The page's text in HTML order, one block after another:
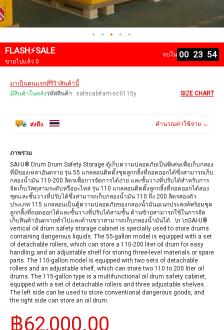
FLASH⚡SALE
ขายไปแล้ว 0
จบใน 00 23 53
images
มาเป็นคนแรกที่รีวิวสินค้านี้
มีสินค้าในคลังรหัสสินค้า safecabifam-sc0115y SIZE CHART
ส่งถึง คำนวณค่าใช้จ่าย
ภาพรวม
SAI-U® Drum Drum Safety Storage ตู้เก็บความปลอดภัยเป็นพิเศษเพื่อเก็บกลอง
ที่มีของเหลวอันตราย รุ่น 55 แกลลอนติดตั้งชุดลูกกลิ้งที่ถอดออกได้ซึ่งสามารถเก็บ
กลองน้ำมัน 110-200 ลิตรเพื่อการจัดการได้ง่าย และชั้นวางที่ปรับได้สำหรับการ
จัดเก็บวัสดุสามระดับหรืออะไหล่ รุ่น 110 แกลลอนติดตั้งลูกกลิ้งที่ถอดออกได้สอง
ชุดและชั้นวางที่ปรับได้ซึ่งสามารถเก็บกลองน้ำมัน 110 ถึง 200 ลิตรสองตัว
ประเภท 115 แกลลอนเป็นตู้ความปลอดภัยของกลองน้ำมันอเนกประสงค์พร้อมชุด
ลูกกลิ้งที่ถอดออกได้และชั้นวางที่ปรับได้สามชั้น ด้านซ้ายสามารถใช้ในการจัด
เก็บสินค้าอันตรายทั่วไปและด้านขวาสามารถเก็บกลองน้ำมันได้ . \n \nSAI-U®
vertical oil drum safety storage cabinet is specially used to store drums
containing dangerous liquids. The 55-gallon model is equipped with a set
of detachable rollers, which can store a 110-200 liter oil drum for easy
handling; and an adjustable shelf for storing three-level materials or spare
parts. The 110-gallon model is equipped with two sets of detachable
rollers and an adjustable shelf, which can store two 110 to 200 liter oil
drums. The 115-gallon type is a multifunctional oil drum safety cabinet,
equipped with a set of detachable rollers and three adjustable shelves.
The left side can be used to store conventional dangerous goods, and
the right side can store an oil drum. .
฿62,000.00